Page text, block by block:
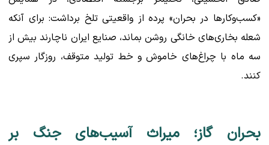
«کسب‌وکارها در بحران» پرده از واقعیتی تلخ برداشت: برای آنکه
شعله بخاری‌های خانگی روشن بماند، صنایع ایران ناچارند بیش از
سه ماه با چراغ‌های خاموش و خط تولید متوقف، روزگار سپری
کنند.
بحران گاز؛ میراث آسیب‌های جنگ بر